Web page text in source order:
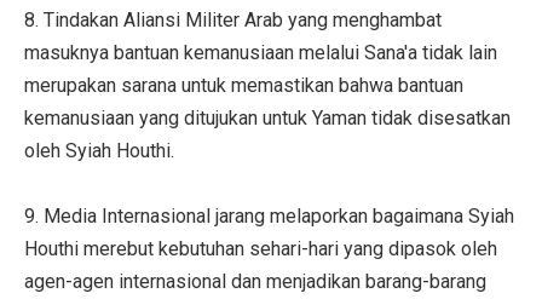
8. Tindakan Aliansi Militer Arab yang menghambat
masuknya bantuan kemanusiaan melalui Sana'a tidak lain
merupakan sarana untuk memastikan bahwa bantuan
kemanusiaan yang ditujukan untuk Yaman tidak disesatkan
oleh Syiah Houthi.
9. Media Internasional jarang melaporkan bagaimana Syiah
Houthi merebut kebutuhan sehari-hari yang dipasok oleh
agen-agen internasional dan menjadikan barang-barang